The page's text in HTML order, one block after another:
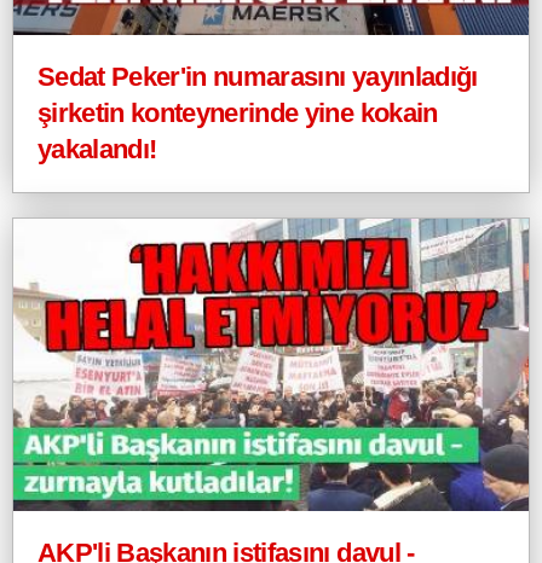
Sedat Peker'in numarasını yayınladığı
şirketin konteynerinde yine kokain
yakalandı!
AKP'li Başkanın istifasını davul -